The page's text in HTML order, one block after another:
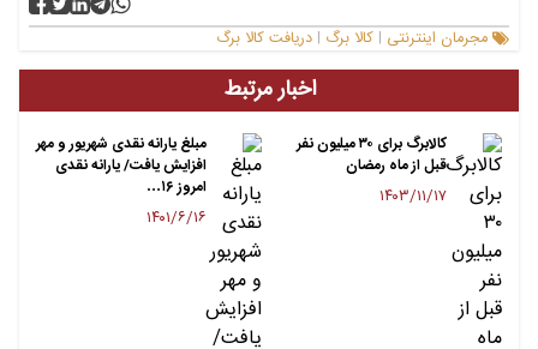
مجرمان اینترنتی | کالا برگ | دریافت کالا برگ
اخبار مرتبط
کالابرگ برای ۳۰ میلیون نفر
قبل از ماه رمضان
۱۴۰۳/۱۱/۱۷
مبلغ یارانه نقدی شهریور و مهر
افزایش یافت/ یارانه نقدی
امروز ۱۶…
۱۴۰۱/۶/۱۶